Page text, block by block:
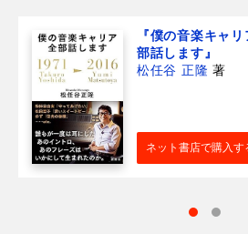
『僕の音楽キャリ
部話します』
松任谷 正隆 著
ネット書店で購入す